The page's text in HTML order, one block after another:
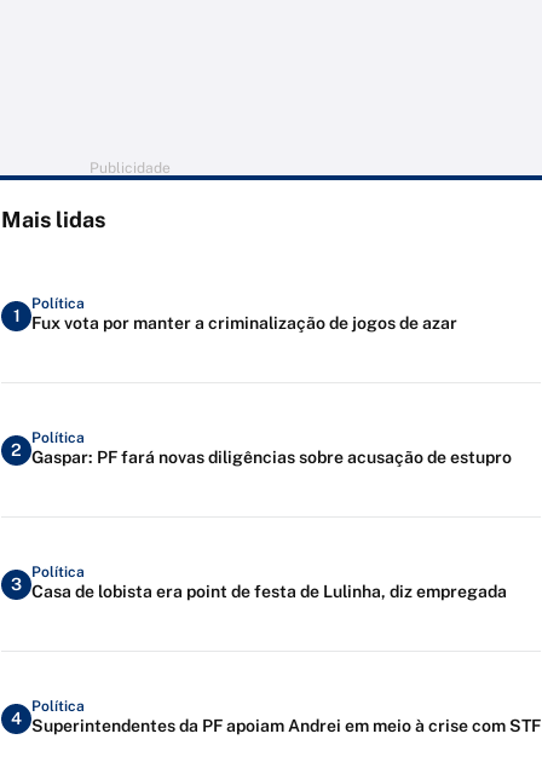
Publicidade
Mais lidas
1
Política
Fux vota por manter a criminalização de jogos de azar
2
Política
Gaspar: PF fará novas diligências sobre acusação de estupro
3
Política
Casa de lobista era point de festa de Lulinha, diz empregada
4
Política
Superintendentes da PF apoiam Andrei em meio à crise com STF